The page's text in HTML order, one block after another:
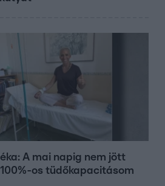
A mai napig nem jött
100%-os tüdőkapacitásom